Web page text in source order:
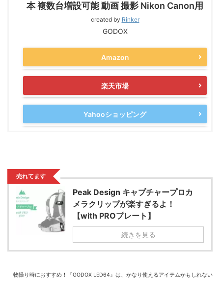
本 複数台増設可能 動画 撮影 Nikon Canon用
created by Rinker
GODOX
Amazon
楽天市場
Yahooショッピング
売れてます
Peak Design キャプチャープロカ
メラクリップが楽すぎるよ！
【with PROプレート】
続きを見る
物撮り時におすすめ！『GODOX LED64』は、かなり使えるアイテムかもしれない